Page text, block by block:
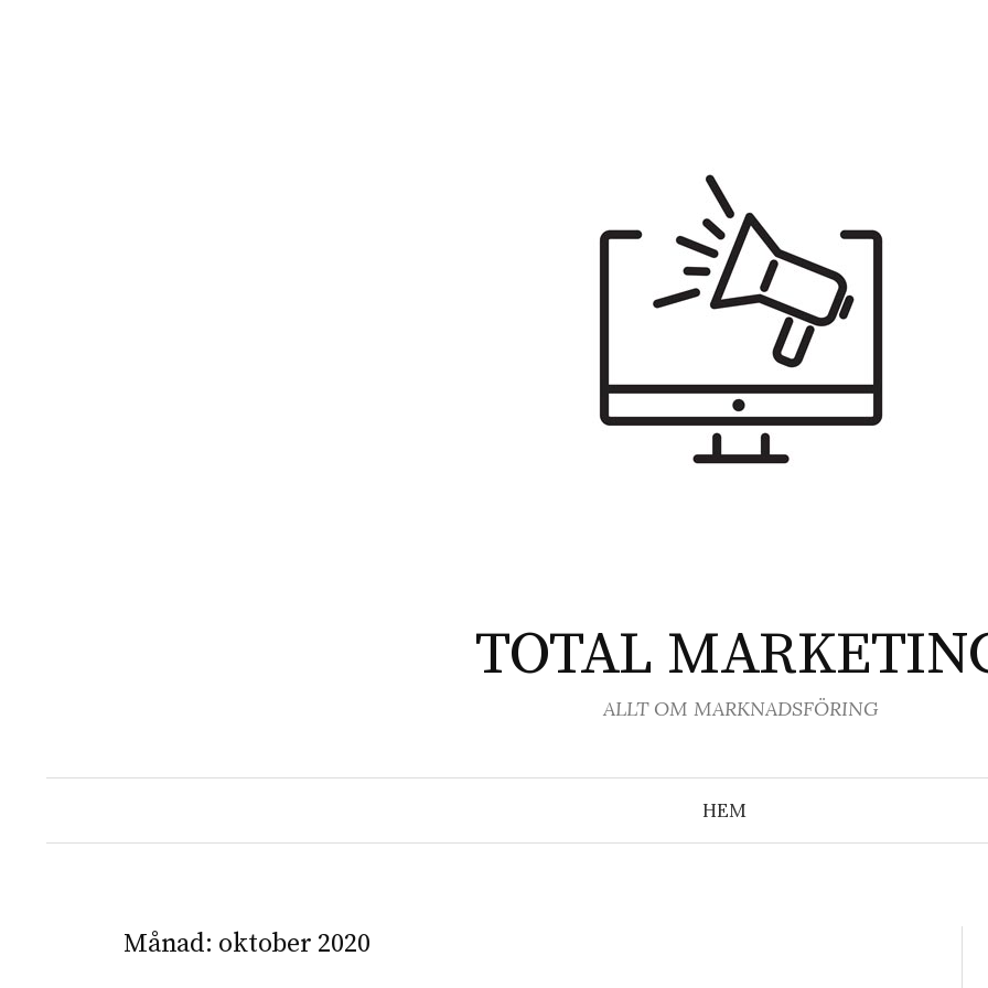
TOTAL
ALLT OM MARKNADSFÖRING
HEM
Månad: oktober 2020